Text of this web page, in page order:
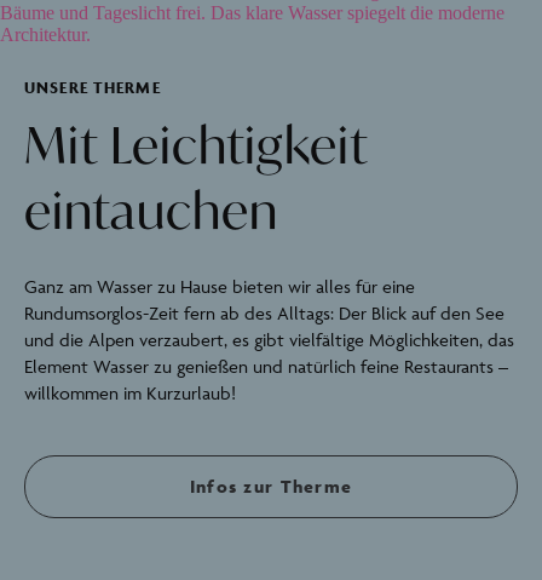
UNSERE THERME
Mit Leichtigkeit
eintauchen
Ganz am Wasser zu Hause bieten wir alles für eine
Rundumsorglos-Zeit fern ab des Alltags: Der Blick auf den See
und die Alpen verzaubert, es gibt vielfältige Möglichkeiten, das
Element Wasser zu genießen und natürlich feine Restaurants –
willkommen im Kurzurlaub!
Infos zur Therme